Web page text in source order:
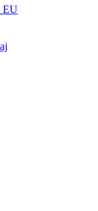
EU